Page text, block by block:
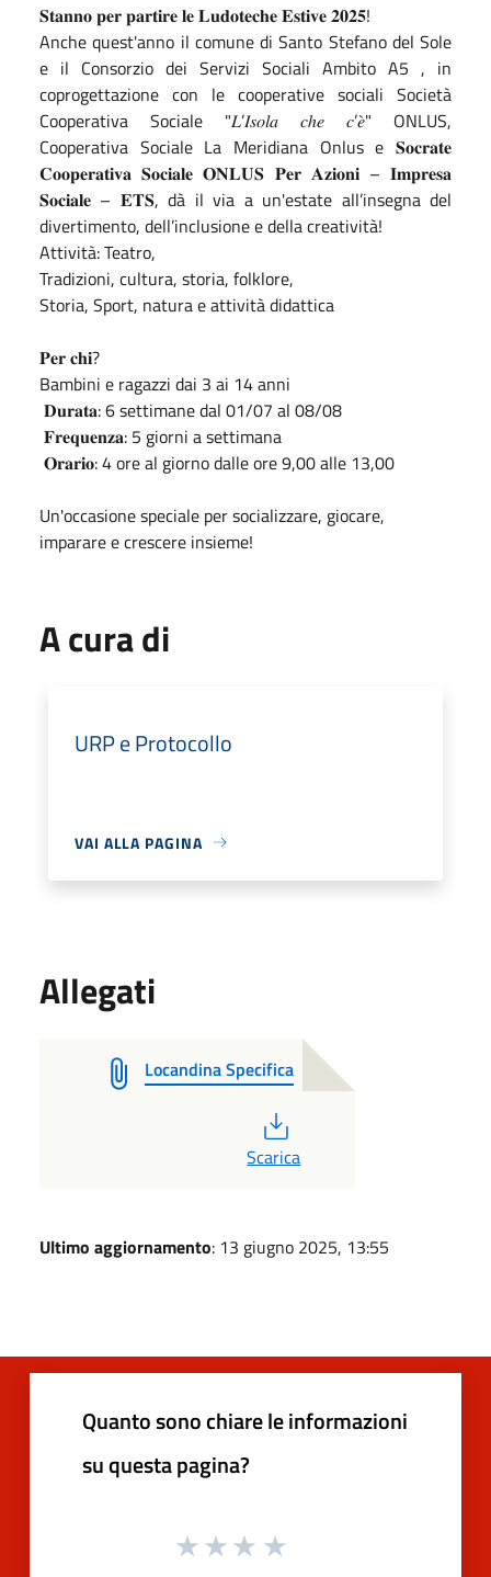
𝐒𝐭𝐚𝐧𝐧𝐨 𝐩𝐞𝐫 𝐩𝐚𝐫𝐭𝐢𝐫𝐞 𝐥𝐞 𝐋𝐮𝐝𝐨𝐭𝐞𝐜𝐡𝐞 𝐄𝐬𝐭𝐢𝐯𝐞 𝟐𝟎𝟐𝟓!
Anche quest'anno il comune di Santo Stefano del Sole
e il Consorzio dei Servizi Sociali Ambito A5 , in
coprogettazione con le cooperative sociali Società
Cooperativa Sociale "𝐿’𝐼𝑠𝑜𝑙𝑎 𝑐ℎ𝑒 𝑐’𝑒̀" ONLUS,
Cooperativa Sociale La Meridiana Onlus e 𝐒𝐨𝐜𝐫𝐚𝐭𝐞
𝐂𝐨𝐨𝐩𝐞𝐫𝐚𝐭𝐢𝐯𝐚 𝐒𝐨𝐜𝐢𝐚𝐥𝐞 𝐎𝐍𝐋𝐔𝐒 𝐏𝐞𝐫 𝐀𝐳𝐢𝐨𝐧𝐢 – 𝐈𝐦𝐩𝐫𝐞𝐬𝐚
𝐒𝐨𝐜𝐢𝐚𝐥𝐞 – 𝐄𝐓𝐒, dà il via a un'estate all’insegna del
divertimento, dell’inclusione e della creatività!
Attività: Teatro,
Tradizioni, cultura, storia, folklore,
Storia, Sport, natura e attività didattica
𝐏𝐞𝐫 𝐜𝐡𝐢?
Bambini e ragazzi dai 3 ai 14 anni
𝐃𝐮𝐫𝐚𝐭𝐚: 6 settimane dal 01/07 al 08/08
𝐅𝐫𝐞𝐪𝐮𝐞𝐧𝐳𝐚: 5 giorni a settimana
𝐎𝐫𝐚𝐫𝐢𝐨: 4 ore al giorno dalle ore 9,00 alle 13,00
Un'occasione speciale per socializzare, giocare,
imparare e crescere insieme!
A cura di
URP e Protocollo
VAI ALLA PAGINA
Allegati
Locandina Specifica
Scarica
Ultimo aggiornamento: 13 giugno 2025, 13:55
Quanto sono chiare le informazioni
su questa pagina?